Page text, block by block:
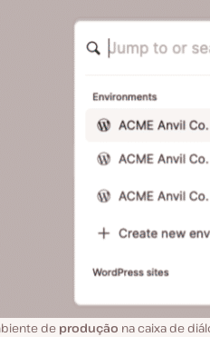
de produção na caixa de